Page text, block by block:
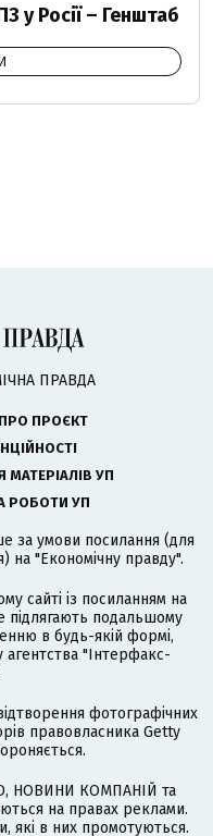
у Росії – Генштаб
ПРАВДА
ПРО ПРОЄКТ
УП
РОБОТИ УП
за умови посилання (для
на "Економічну правду".
сайті із посиланням на
підлягають подальшому
в будь-якій формі,
"Інтерфакс-
фотографічних
правовласника Getty
НОВИНИ КОМПАНІЙ та
на правах реклами.
які в них промотуються.